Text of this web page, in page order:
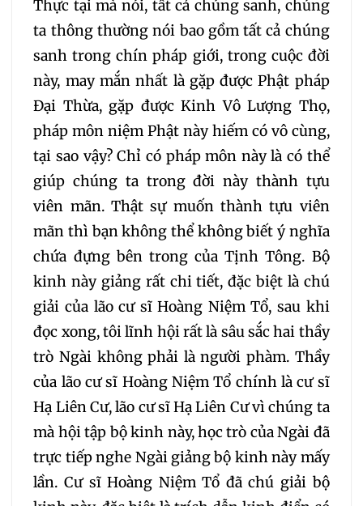
090 091 092
093 094 095
096 097 098
099 100 101
102 103 104
107
108 109 110 111
112 113 114 115
116 117 118 119
120 121 122 123
Thực tại mà nói, tất cả chúng sanh, chúng
ta thông thường nói bao gồm tất cả chúng
sanh trong chín pháp giới, trong cuộc đời
này, may mắn nhất là gặp được Phật pháp
Đại Thừa, gặp được Kinh Vô Lượng Thọ,
pháp môn niệm Phật này hiếm có vô cùng,
tại sao vậy? Chỉ có pháp môn này là có thể
giúp chúng ta trong đời này thành tựu
viên mãn. Thật sự muốn thành tựu viên
mãn thì bạn không thể không biết ý nghĩa
chứa đựng bên trong của Tịnh Tông. Bộ
kinh này giảng rất chi tiết, đặc biệt là chú
giải của lão cư sĩ Hoàng Niệm Tổ, sau khi
đọc xong, tôi lĩnh hội rất là sâu sắc hai thầy
trò Ngài không phải là người phàm. Thầy
của lão cư sĩ Hoàng Niệm Tổ chính là cư sĩ
Hạ Liên Cư, lão cư sĩ Hạ Liên Cư vì chúng ta
mà hội tập bộ kinh này, học trò của Ngài đã
trực tiếp nghe Ngài giảng bộ kinh này mấy
lần. Cư sĩ Hoàng Niệm Tổ đã chú giải bộ